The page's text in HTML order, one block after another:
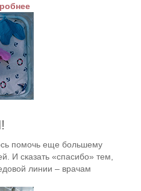
помочь еще большему
И сказать «спасибо» тем,
линии – врачам